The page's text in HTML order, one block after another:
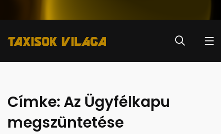
Címke: Az Ügyfélkapu
megszüntetése